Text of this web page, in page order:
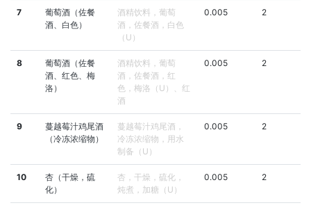
7
葡萄酒（佐餐
酒、白色）
酒精饮料，葡萄
酒，佐餐酒，白色
（U）
0.005 2
8
葡萄酒（佐餐
酒、红色、梅
洛）
酒精饮料，葡萄
酒，佐餐酒，红
色，梅洛（U）、红
酒
0.005 2
9
蔓越莓汁鸡尾酒
（冷冻浓缩物）
蔓越莓汁鸡尾酒，
冷冻浓缩物，用水
制备（U）
0.005 2
10
杏（干燥，硫
化）
杏，干燥，硫化，
炖煮，加糖（U）
0.005 2